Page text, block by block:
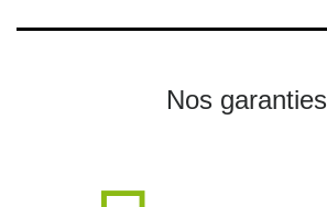
Nos garanties